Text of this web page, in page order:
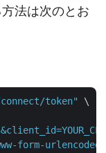
法は次のとお
token"
\
form-urlencoded"